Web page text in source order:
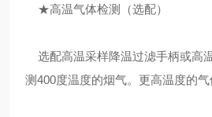
★高温气体检测（选配）
选配高温采样降温过滤手柄或高
测400度温度的烟气。更高温度的气